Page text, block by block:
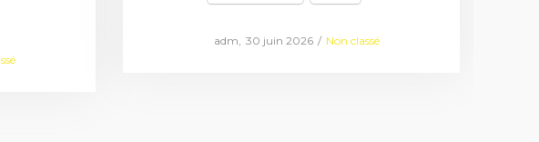
adm Posted
30 juin 2026
Posted
Non classé